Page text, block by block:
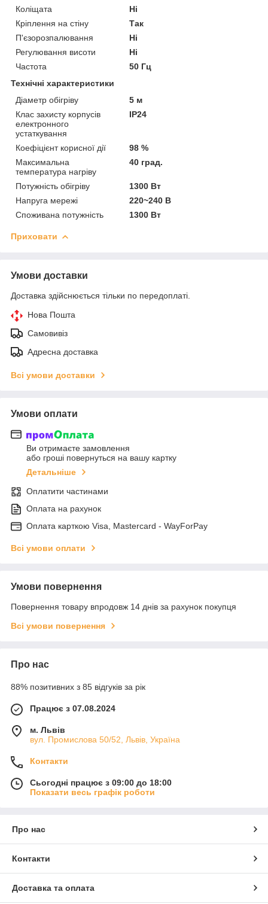
Коліщата
Ні
Кріплення на стіну
Так
П'єзорозпалювання
Ні
Регулювання висоти
Ні
Частота
50 Гц
Технічні характеристики
Діаметр обігріву
5 м
Клас захисту корпусів
електронного
устаткування
IP24
Коефіцієнт корисної дії
98 %
Максимальна
температура нагріву
40 град.
Потужність обігріву
1300 Вт
Напруга мережі
220~240 В
Споживана потужність
1300 Вт
Приховати
Умови доставки
Доставка здійснюється тільки по передоплаті.
Нова Пошта
Самовивіз
Адресна доставка
Всі умови доставки
Умови оплати
Ви отримаєте замовлення
або гроші повернуться на вашу картку
Детальніше
Оплатити частинами
Оплата на рахунок
Оплата карткою Visa, Mastercard - WayForPay
Всі умови оплати
Умови повернення
Повернення товару впродовж 14 днів за рахунок покупця
Всі умови повернення
Про нас
88% позитивних з 85 відгуків за рік
Працює з 07.08.2024
м. Львів
вул. Промислова 50/52, Львів, Україна
Контакти
Сьогодні працює з 09:00 до 18:00
Показати весь графік роботи
Про нас
Контакти
Доставка та оплата